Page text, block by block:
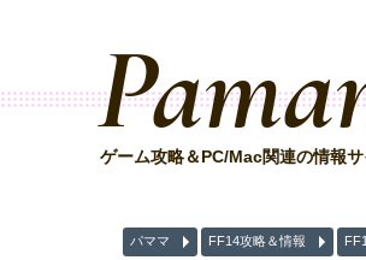
ゲーム攻略＆PC/Mac関連の情報
パママ FF14攻略＆情報